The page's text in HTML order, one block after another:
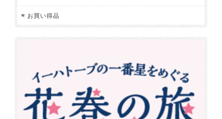
お買い得品